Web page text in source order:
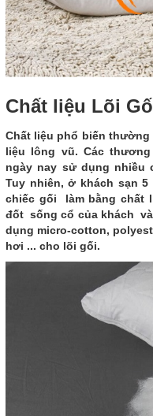
Chất liệu Lõi
Chất liệu phổ biến
liệu lông vũ. Các
ngày nay sử dụng nhiều
Tuy nhiên, ở khách sạn
chiếc gối làm bằng chất
đốt sống cổ của khách
dụng micro-cotton,
hơi ... cho lõi gối.